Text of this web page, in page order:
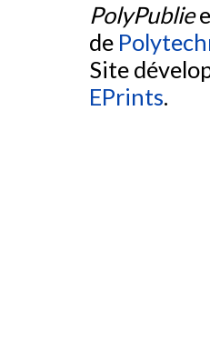
PolyPublie
de
Site
EPrints.